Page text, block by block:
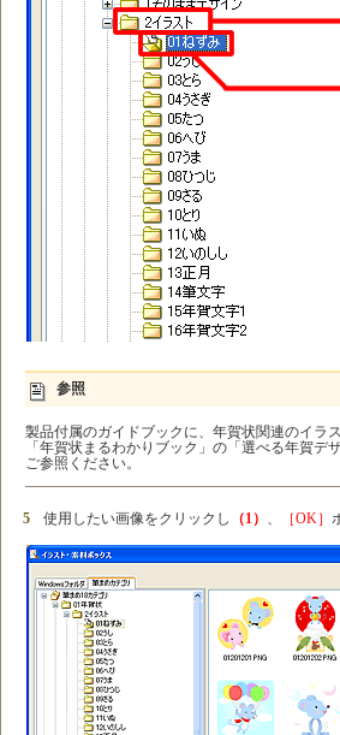
参照
製品付属のガイドブックに、年賀状関連のイラ
「年賀状まるわかりブック」の「選べる年賀デ
ご参照ください。
5 使用したい画像をクリックし （1） 、 ［OK］